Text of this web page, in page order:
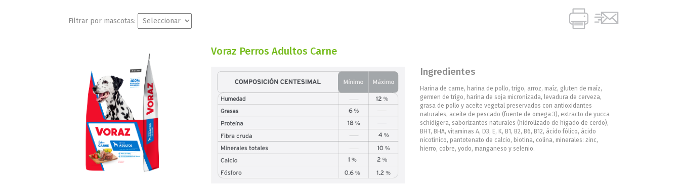
Filtrar por mascotas:
Voraz Perros Adultos Carne
Ingredientes
Harina de carne, harina de pollo, trigo, arroz, maíz, gluten de maíz,
germen de trigo, harina de soja micronizada, levadura de cerveza,
grasa de pollo y aceite vegetal preservados con antioxidantes
naturales, aceite de pescado (fuente de omega 3), extracto de yucca
schidigera, saborizantes naturales (hidrolizado de hígado de cerdo),
BHT, BHA, vitaminas A, D3, E, K, B1, B2, B6, B12, ácido fólico, ácido
nicotínico, pantotenato de calcio, biotina, colina, minerales: zinc,
hierro, cobre, yodo, manganeso y selenio.